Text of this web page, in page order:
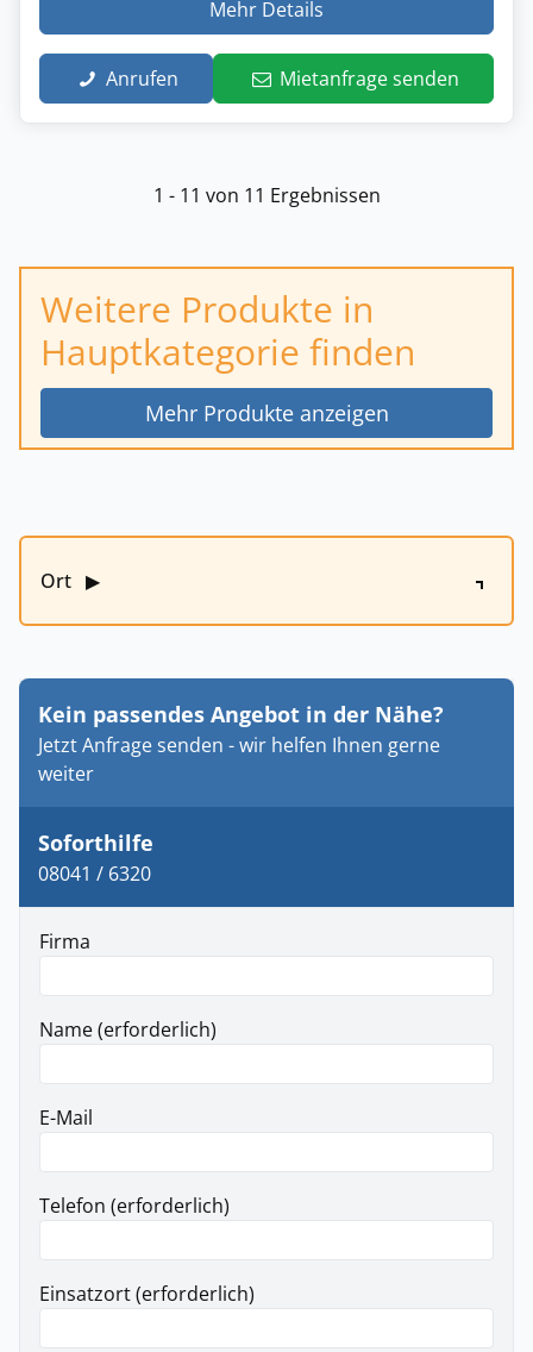
Mehr Details
Anrufen Mietanfrage senden
1 - 11 von 11 Ergebnissen
Weitere Produkte in
Hauptkategorie finden
Mehr Produkte anzeigen
Ort ▶
Kein passendes Angebot in der Nähe?
Jetzt Anfrage senden - wir helfen Ihnen gerne
weiter
Soforthilfe
08041 / 6320
Firma
Name (erforderlich)
E-Mail
Telefon (erforderlich)
Einsatzort (erforderlich)